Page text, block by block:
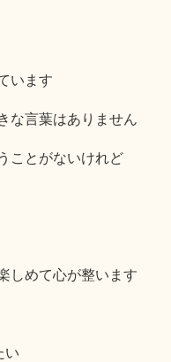
います
な言葉はありません
ことがないけれど
しめて心が整います
い